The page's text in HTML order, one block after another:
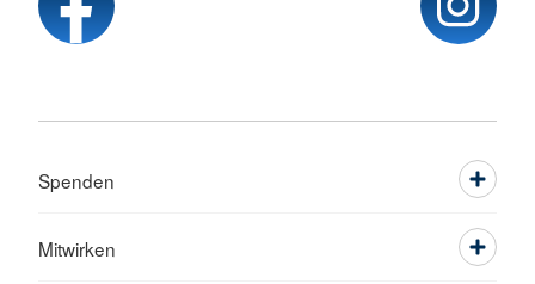
Spenden
Mitwirken